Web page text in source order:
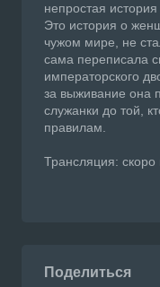
непростая история
Это история о
чужом мире, не
сама переписала
императорского
за выживание она
служанки до той,
правилам.
Трансляция: скоро
Поделиться